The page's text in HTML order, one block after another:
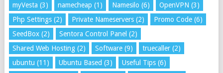
myVesta (3) namecheap (1) Namesilo (6) OpenVPN (3)
Php Settings(2) Private Nameservers(2) Promo Code(6)
SeedBox(2) Sentora Control Panel (2)
Shared Web Hosting(2) Software(9) truecaller(2)
ubuntu (11) Ubuntu Based (3) Useful Tips(6)